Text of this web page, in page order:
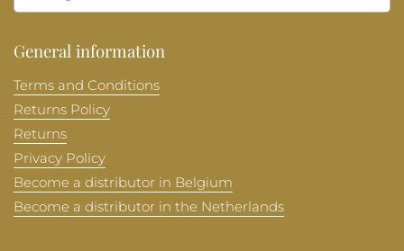
General information
Terms and Conditions
Returns Policy
Returns
Privacy Policy
Become a distributor in Belgium
Become a distributor in the Netherlands